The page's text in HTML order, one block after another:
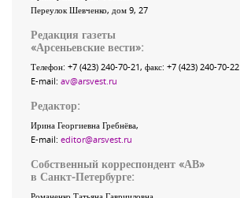
Переулок Шевченко, дом 9, 27
Редакция газеты
«Арсеньевские вести»:
Телефон: +7 (423) 240-70-21, факс: +7 (423) 240-70-22
E-mail: av@arsvest.ru
Редактор:
Ирина Георгиевна Гребнёва,
E-mail: editor@arsvest.ru
Собственный корреспондент «АВ»
в Санкт-Петербурге: